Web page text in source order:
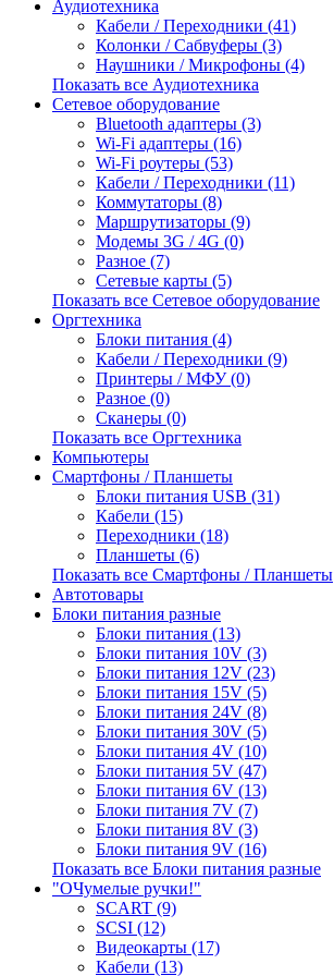
Аудиотехника
Кабели / Переходники (41)
Колонки / Сабвуферы (3)
Наушники / Микрофоны (4)
Показать все Аудиотехника
Сетевое оборудование
Bluetooth адаптеры (3)
Wi-Fi адаптеры (16)
Wi-Fi роутеры (53)
Кабели / Переходники (11)
Коммутаторы (8)
Маршрутизаторы (9)
Модемы 3G / 4G (0)
Разное (7)
Сетевые карты (5)
Показать все Сетевое оборудование
Оргтехника
Блоки питания (4)
Кабели / Переходники (9)
Принтеры / МФУ (0)
Разное (0)
Сканеры (0)
Показать все Оргтехника
Компьютеры
Смартфоны / Планшеты
Блоки питания USB (31)
Кабели (15)
Переходники (18)
Планшеты (6)
Показать все Смартфоны / Планшеты
Автотовары
Блоки питания разные
Блоки питания (13)
Блоки питания 10V (3)
Блоки питания 12V (23)
Блоки питания 15V (5)
Блоки питания 24V (8)
Блоки питания 30V (5)
Блоки питания 4V (10)
Блоки питания 5V (47)
Блоки питания 6V (13)
Блоки питания 7V (7)
Блоки питания 8V (3)
Блоки питания 9V (16)
Показать все Блоки питания разные
"ОЧумелые ручки!"
SCART (9)
SCSI (12)
Видеокарты (17)
Кабели (13)